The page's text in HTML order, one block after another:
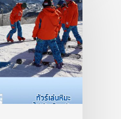
ทัวร์
ที่พัก
สาระน่ารู้
VIDEO